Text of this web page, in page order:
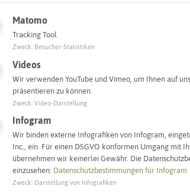
und Daten zu Themen aus dem
Matomo
Tracking Tool
Zweck: Besucher-Statistiken
Videos
Wir verwenden YouTube und Vimeo, um Ihnen auf
präsentieren zu können.
Zweck: Video-Darstellung
Infogram
Wir binden externe Infografiken von Infogram,
Inc., ein. Für einen DSGVO konformen Umgang mit
übernehmen wir keinerlei Gewähr. Die
einzusehen: Datenschutzbestimmungen für Infogram
Zweck: Darstellung von Infografiken